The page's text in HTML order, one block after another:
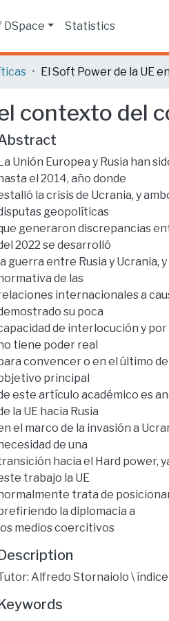
DSpace Statistics
contexto del
Unión Europea y Rusia han
el 2014, año donde
la crisis de Ucrania, y
geopolíticas
generaron discrepancias
2022 se desarrolló
guerra entre Rusia y Ucrania,
de las
internacionales a
su poca
de interlocución y
tiene poder real
convencer o en el último
principal
este artículo académico es
la UE hacia Rusia
el marco de la invasión a
de una
hacia el Hard power,
trabajo la UE
trata de
la diplomacia a
medios coercitivos
Alfredo Stornaiolo \